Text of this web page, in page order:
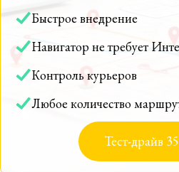
Быстрое внедрение
Навигатор не требует
Контроль курьеров
Любое количество
Тест-драйв